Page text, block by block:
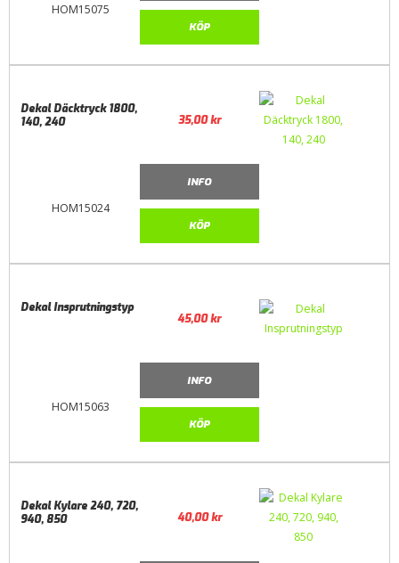
HOM15075
KÖP
HOM15024
Dekal Däcktryck 1800,
140, 240
35,00kr
INFO
KÖP
HOM15063
Dekal Insprutningstyp
45,00kr
INFO
KÖP
Dekal Kylare 240, 720,
940, 850
40,00kr